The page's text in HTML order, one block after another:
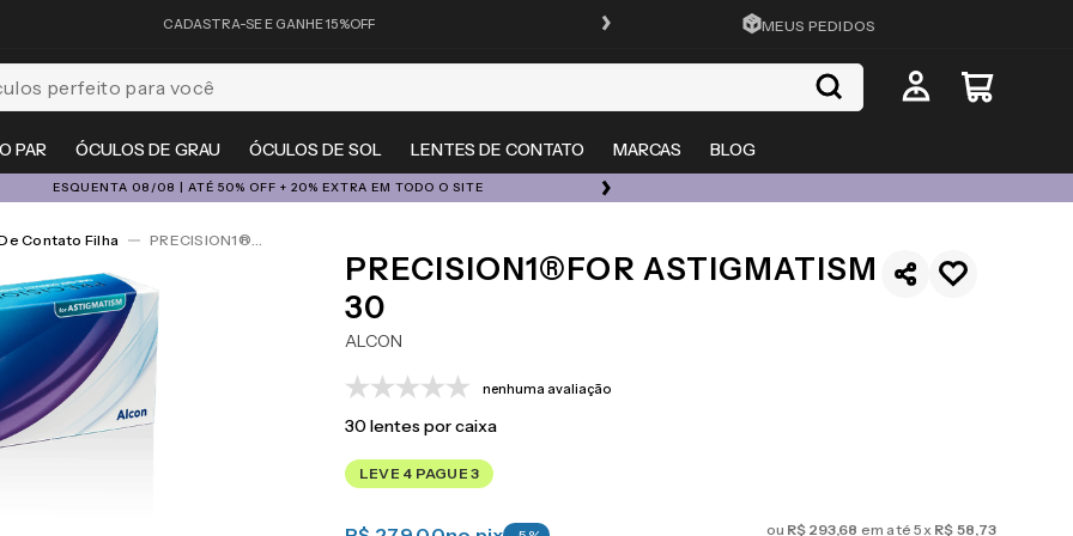
CADASTRA-SE E GANHE 15%OFF FRETE GRÁTIS EM TODO O SITE
MEUS PEDIDOS
PAR ÓCULOS DE GRAU ÓCULOS DE SOL LENTES DE CONTATO MARCAS BLOG
para você
ESQUENTA 08/08 | ATÉ 50% OFF + 20% EXTRA EM TODO O SITE ÓCULOS DE GRAU, SOL E LENTES COM ATÉ 50% OFF + 20% EXTRA
Contato Filha PRECISION1®for Astigmatism 30
PRECISION1®FOR ASTIGMATISM
30
ALCON
nenhuma avaliação
30lentes por caixa
LEVE 4 PAGUE 3
ou R$ 293,68 em até5x R$ 58,73